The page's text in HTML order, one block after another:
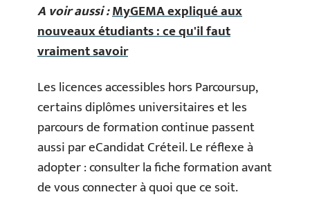
A voir aussi :MyGEMA expliqué aux
nouveaux étudiants : ce qu'il faut
vraiment savoir
Les licences accessibles hors Parcoursup,
certains diplômes universitaires et les
parcours de formation continue passent
aussi par eCandidat Créteil. Le réflexe à
adopter : consulter la fiche formation avant
de vous connecter à quoi que ce soit.